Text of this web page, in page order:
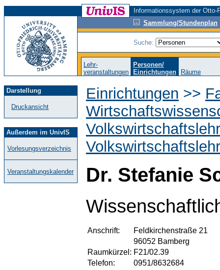
Informationssystem der
Sammlung/Stundenplan
Suche:
Lehr-
veranstaltungen
Personen/
Einrichtungen
Räume
Darstellung
Druckansicht
Außerdem im UnivIS
Vorlesungsverzeichnis
Veranstaltungskalender
Einrichtungen >>
Dr. Stefanie
Anschrift:
Feldkirchenstraße 21
96052 Bamberg
Raumkürzel: F21/02.39
Telefon:
0951/8632684